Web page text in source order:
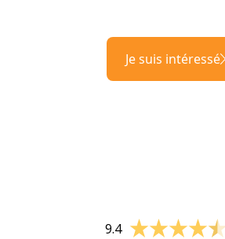
Je suis intéressé
9.4